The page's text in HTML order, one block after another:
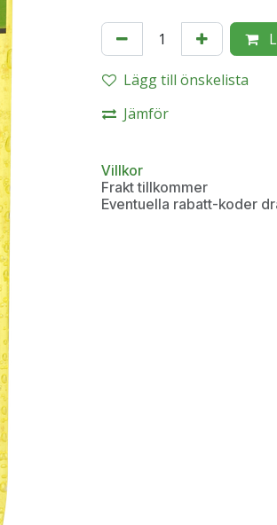
Lägg till önskelista
Jämför
Villkor
Frakt tillkommer
Eventuella rabatt-koder